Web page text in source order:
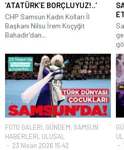
‘ATATÜRK’E BORÇLUYUZ!..’
CHP Samsun Kadın Kolları İl
Başkanı Nilsu İrem Koçyğit
Bahadır'dan...
FOTO GALERİ, GÜNDEM, SAMSUN
HABERLERİ, ULUSAL
23 Nisan 2026 15:42